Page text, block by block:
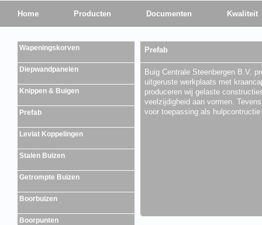
Home Producten Documenten Kwaliteit
Wapeningskorven
Diepwandpanelen
Knippen & Buigen
Prefab
Leviat Koppelingen
Stalen Buizen
Getrompte Buizen
Boorbuizen
Boorpunten
Prefab
Buig Centrale Steenbergen B.V.
uitgeruste werkplaats met
produceren wij gelaste
veelzijdigheid aan vormen.
voor toepassing als